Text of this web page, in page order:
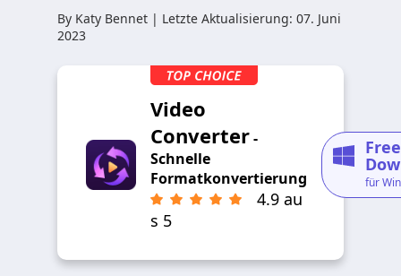
By Katy Bennet | Letzte Aktualisierung: 07. Juni
2023
Video
Converter-
Schnelle
Formatkonvertierung
4.9 au
s 5
Free
für